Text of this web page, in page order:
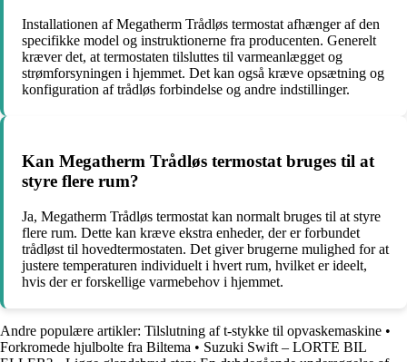
Installationen af Megatherm Trådløs termostat afhænger af den
specifikke model og instruktionerne fra producenten. Generelt
kræver det, at termostaten tilsluttes til varmeanlægget og
strømforsyningen i hjemmet. Det kan også kræve opsætning og
konfiguration af trådløs forbindelse og andre indstillinger.
Kan Megatherm Trådløs termostat bruges til at
styre flere rum?
Ja, Megatherm Trådløs termostat kan normalt bruges til at styre
flere rum. Dette kan kræve ekstra enheder, der er forbundet
trådløst til hovedtermostaten. Det giver brugerne mulighed for at
justere temperaturen individuelt i hvert rum, hvilket er ideelt,
hvis der er forskellige varmebehov i hjemmet.
Andre populære artikler: Tilslutning af t-stykke til opvaskemaskine •
Forkromede hjulbolte fra Biltema • Suzuki Swift – LORTE BIL